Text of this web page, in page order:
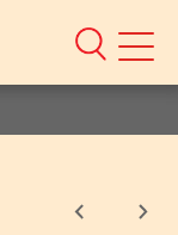
Mobile